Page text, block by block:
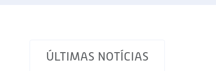
ÚLTIMAS NOTÍCIAS